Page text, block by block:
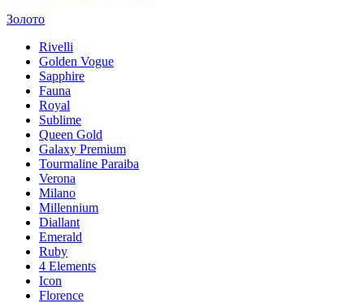
Золото
Rivelli
Golden Vogue
Sapphire
Fauna
Royal
Sublime
Queen Gold
Galaxy Premium
Tourmaline Paraiba
Verona
Milano
Millennium
Diallant
Emerald
Ruby
4 Elements
Icon
Florence